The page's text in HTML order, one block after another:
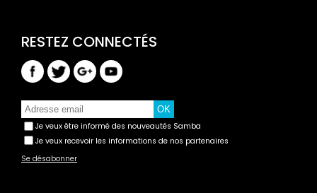
Je veux être informé des nouveautés Samba
Je veux recevoir les informations de nos partenaires
Se désabonner